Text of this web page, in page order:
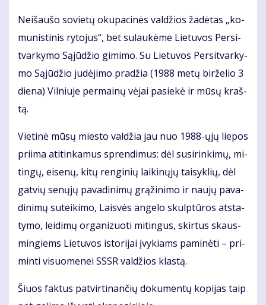
Ne­iš­au­šo so­vie­tų oku­pa­ci­nės val­džios ža­dė­tas „ko­
mu­nis­ti­nis ry­to­jus“, bet su­lau­kė­me Lie­tu­vos Per­si­
tvar­ky­mo Są­jū­džio gi­mi­mo. Su Lie­tu­vos Per­si­tvar­ky­
mo Są­jū­džio ju­dė­ji­mo pra­džia (1988 me­tų bir­že­lio 3
die­na) Vil­niu­je per­mai­nų vė­jai pa­sie­kė ir mū­sų kraš­
tą.
Vie­ti­nė mū­sų mies­to val­džia jau nuo 1988-ųjų lie­pos
pri­ima ati­tin­ka­mus spren­di­mus: dėl su­si­rin­ki­mų, mi­
tin­gų, ei­se­nų, ki­tų ren­gi­nių lai­ki­nų­jų tai­syk­lių, dėl
gat­vių se­nų­jų pa­va­di­ni­mų grą­ži­ni­mo ir nau­jų pa­va­
di­ni­mų su­tei­ki­mo, Lais­vės an­ge­lo skulp­tū­ros at­sta­
ty­mo, lei­di­mų or­ga­ni­zuo­ti mi­tin­gus, skir­tus skaus­
min­giems Lie­tu­vos is­to­ri­jai įvy­kiams pa­mi­nė­ti – pri­
min­ti vi­suo­me­nei SSSR val­džios klas­tą.
Šiuos fak­tus pa­tvir­ti­nan­čių do­ku­men­tų ko­pi­jas taip